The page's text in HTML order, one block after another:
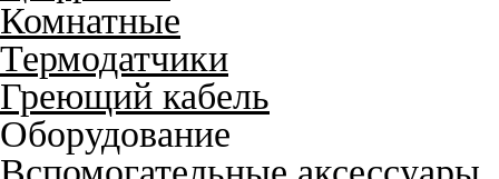
Комнатные
Термодатчики
Греющий кабель
Оборудование